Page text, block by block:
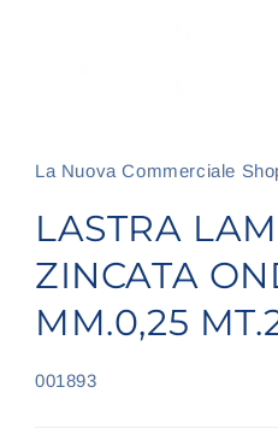
1
in
modale
La Nuova Commerciale
LASTRA
ZINCATA
MM.0,25
SKU:
001893